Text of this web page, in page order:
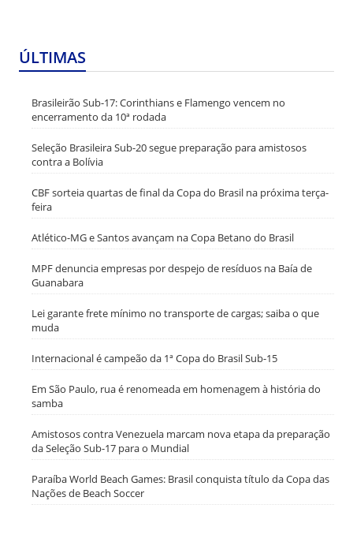
ÚLTIMAS
Brasileirão Sub-17: Corinthians e Flamengo vencem no
encerramento da 10ª rodada
Seleção Brasileira Sub-20 segue preparação para amistosos
contra a Bolívia
CBF sorteia quartas de final da Copa do Brasil na próxima terça-
feira
Atlético-MG e Santos avançam na Copa Betano do Brasil
MPF denuncia empresas por despejo de resíduos na Baía de
Guanabara
Lei garante frete mínimo no transporte de cargas; saiba o que
muda
Internacional é campeão da 1ª Copa do Brasil Sub-15
Em São Paulo, rua é renomeada em homenagem à história do
samba
Amistosos contra Venezuela marcam nova etapa da preparação
da Seleção Sub-17 para o Mundial
Paraíba World Beach Games: Brasil conquista título da Copa das
Nações de Beach Soccer